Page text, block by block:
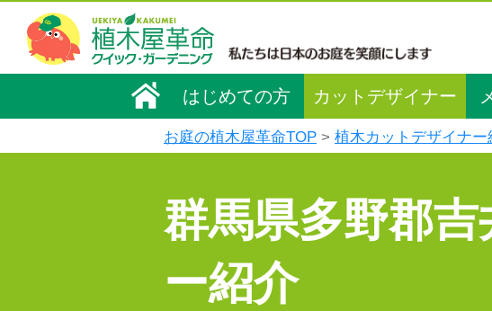
はじめての方 カットデザイナー
お庭の植木屋革命TOP 植木カットデザイナー
群馬県多野郡
ー紹介